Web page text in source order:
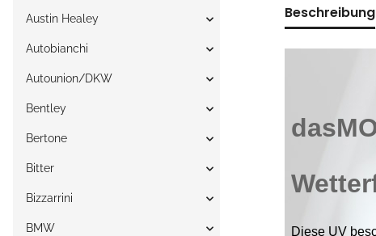
Beschreibung
Austin Healey
Autobianchi
Autounion/DKW
Bentley
Bertone
Bitter
Bizzarrini
BMW